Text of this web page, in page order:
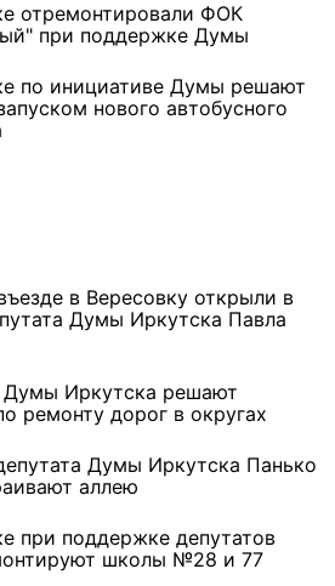
отремонтировали ФОК
при поддержке Думы
по инициативе Думы решают
нового автобусного
в Вересовку открыли в
Думы Иркутска Павла
Думы Иркутска решают
ремонту дорог в округах
Думы Иркутска Панько
аллею
при поддержке депутатов
школы №28 и 77